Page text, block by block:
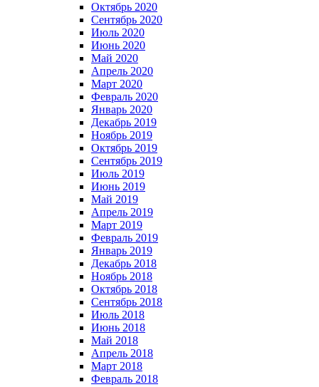
Октябрь 2020
Сентябрь 2020
Июль 2020
Июнь 2020
Май 2020
Апрель 2020
Март 2020
Февраль 2020
Январь 2020
Декабрь 2019
Ноябрь 2019
Октябрь 2019
Сентябрь 2019
Июль 2019
Июнь 2019
Май 2019
Апрель 2019
Март 2019
Февраль 2019
Январь 2019
Декабрь 2018
Ноябрь 2018
Октябрь 2018
Сентябрь 2018
Июль 2018
Июнь 2018
Май 2018
Апрель 2018
Март 2018
Февраль 2018